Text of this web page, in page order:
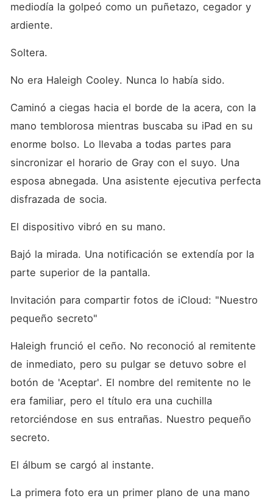
mediodía la golpeó como un puñetazo, cegador y
ardiente.
Soltera.
No era Haleigh Cooley. Nunca lo había sido.
Caminó a ciegas hacia el borde de la acera, con la
mano temblorosa mientras buscaba su iPad en su
enorme bolso. Lo llevaba a todas partes para
sincronizar el horario de Gray con el suyo. Una
esposa abnegada. Una asistente ejecutiva perfecta
disfrazada de socia.
El dispositivo vibró en su mano.
Bajó la mirada. Una notificación se extendía por la
parte superior de la pantalla.
Invitación para compartir fotos de iCloud: "Nuestro
pequeño secreto"
Haleigh frunció el ceño. No reconoció al remitente
de inmediato, pero su pulgar se detuvo sobre el
botón de 'Aceptar'. El nombre del remitente no le
era familiar, pero el título era una cuchilla
retorciéndose en sus entrañas. Nuestro pequeño
secreto.
El álbum se cargó al instante.
La primera foto era un primer plano de una mano